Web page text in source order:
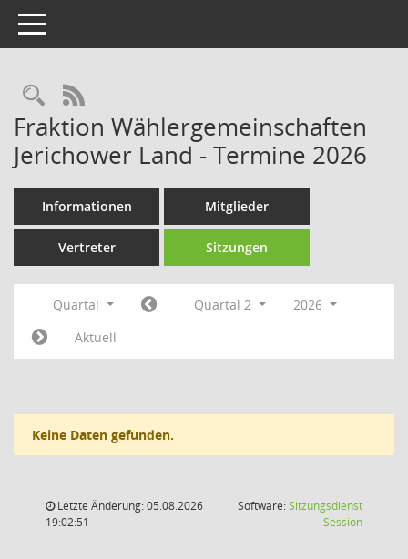
Toggle navigation
Rechercheauswahl
RSS-Feed
Fraktion Wählergemeinschaften
Jerichower Land - Termine 2026
Informationen Mitglieder
Vertreter Sitzungen
Quartal Quartal 2
2026
Aktuell
Keine Daten gefunden.
Letzte Änderung: 05.08.2026
19:02:51
Software:Sitzungsdienst
Session(Wird in